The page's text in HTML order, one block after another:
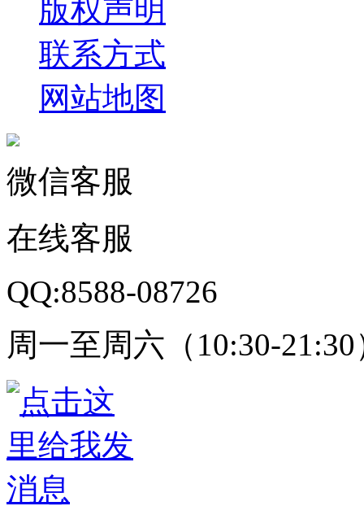
版权声明
联系方式
网站地图
微信客服
在线客服
QQ:8588-08726
周一至周六（10:30-21:30